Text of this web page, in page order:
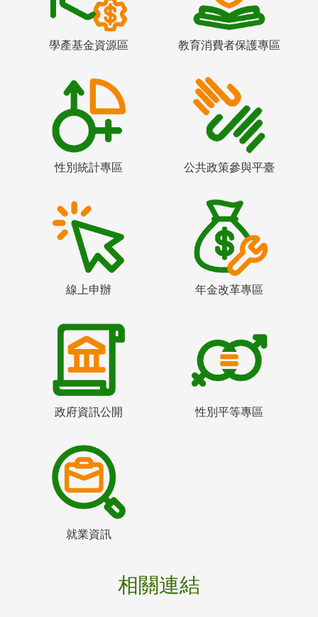
學產基金資源區 教育消費者保護專區
性別統計專區 公共政策參與平臺
線上申辦 年金改革專區
政府資訊公開 性別平等專區
就業資訊
相關連結